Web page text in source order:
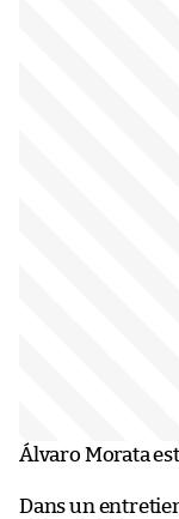
Álvaro Morata
Dans un